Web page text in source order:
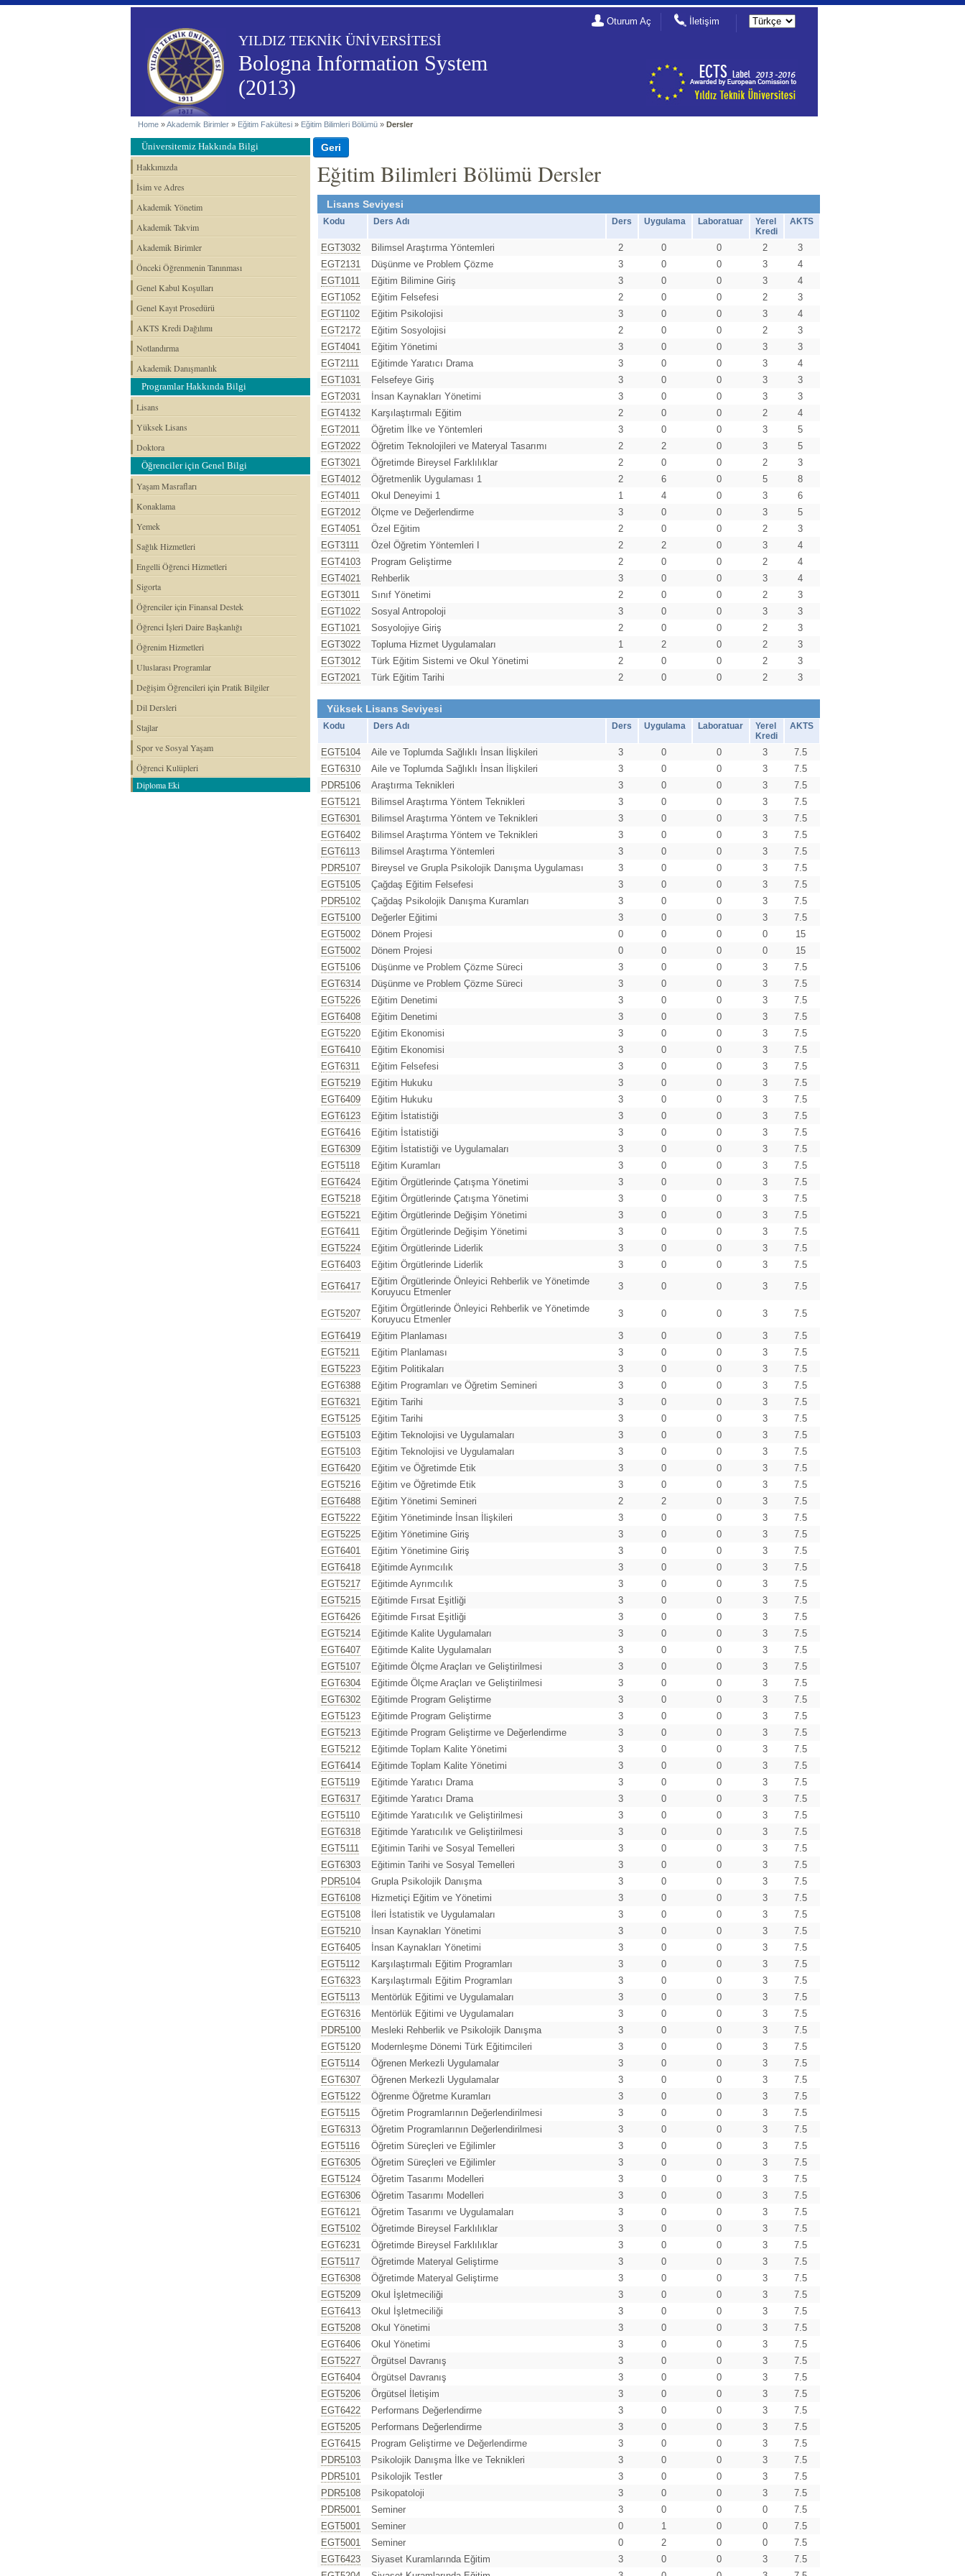
YILDIZ TEKNİK ÜNİVERSİTESİ
Bologna Information System
(2013)
Oturum Aç İletişim
Home »Akademik Birimler » Eğitim Fakültesi » Eğitim Bilimleri Bölümü » Dersler
Üniversitemiz Hakkında Bilgi
Hakkımızda
İsim ve Adres
Akademik Yönetim
Akademik Takvim
Akademik Birimler
Önceki Öğrenmenin Tanınması
Genel Kabul Koşulları
Genel Kayıt Prosedürü
AKTS Kredi Dağılımı
Notlandırma
Akademik Danışmanlık
Programlar Hakkında Bilgi
Lisans
Yüksek Lisans
Doktora
Öğrenciler için Genel Bilgi
Yaşam Masrafları
Konaklama
Yemek
Sağlık Hizmetleri
Engelli Öğrenci Hizmetleri
Sigorta
Öğrenciler için Finansal Destek
Öğrenci İşleri Daire Başkanlığı
Öğrenim Hizmetleri
Uluslarası Programlar
Değişim Öğrencileri için Pratik Bilgiler
Dil Dersleri
Stajlar
Spor ve Sosyal Yaşam
Öğrenci Kulüpleri
Diploma Eki
Eğitim Bilimleri Bölümü Dersler
Lisans Seviyesi
Kodu Ders Adı Ders Uygulama Laboratuar
Yerel
Kredi
AKTS
EGT3032 Bilimsel Araştırma Yöntemleri 2 0 0 2
3
EGT2131
Düşünme ve Problem Çözme 3 0 0 3
4
EGT1011
Eğitim Bilimine Giriş 3 0 0 3
4
EGT1052
Eğitim Felsefesi 2 0 0 2
3
EGT1102
Eğitim Psikolojisi 3 0 0 3
4
EGT2172
Eğitim Sosyolojisi 2 0 0 2
3
EGT4041
Eğitim Yönetimi 3 0 0 3
3
EGT2111
Eğitimde Yaratıcı Drama 3 0 0 3
4
EGT1031
Felsefeye Giriş 3 0 0 3
3
EGT2031
İnsan Kaynakları Yönetimi 3 0 0 3
3
EGT4132
Karşılaştırmalı Eğitim 2 0 0 2
4
EGT2011
Öğretim İlke ve Yöntemleri 3 0 0 3
5
EGT2022
Öğretim Teknolojileri ve Materyal Tasarımı 2 2 0 3
5
EGT3021
Öğretimde Bireysel Farklılıklar 2 0 0 2
3
EGT4012
Öğretmenlik Uygulaması 1 2 6 0 5
8
EGT4011
Okul Deneyimi 1 1 4 0 3
6
EGT2012
Ölçme ve Değerlendirme 3 0 0 3
5
EGT4051
Özel Eğitim 2 0 0 2
3
EGT3111
Özel Öğretim Yöntemleri I 2 2 0 3
4
EGT4103
Program Geliştirme 2 0 0 2
4
EGT4021
Rehberlik 3 0 0 3
4
EGT3011
Sınıf Yönetimi 2 0 0 2
3
EGT1022
Sosyal Antropoloji 3 0 0 3
3
EGT1021
Sosyolojiye Giriş 2 0 0 2
3
EGT3022
Topluma Hizmet Uygulamaları 1 2 0 2
3
EGT3012
Türk Eğitim Sistemi ve Okul Yönetimi 2 0 0 2
3
EGT2021
Türk Eğitim Tarihi 2 0 0 2 3
Yüksek Lisans Seviyesi
Kodu Ders Adı Ders Uygulama Laboratuar
Yerel
Kredi
AKTS
EGT5104 Aile ve Toplumda Sağlıklı İnsan İlişkileri 3 0 0 3
7.5
EGT6310
Aile ve Toplumda Sağlıklı İnsan İlişkileri 3 0 0 3
7.5
PDR5106
Araştırma Teknikleri 3 0 0 3
7.5
EGT5121
Bilimsel Araştırma Yöntem Teknikleri 3 0 0 3
7.5
EGT6301
Bilimsel Araştırma Yöntem ve Teknikleri 3 0 0 3
7.5
EGT6402
Bilimsel Araştırma Yöntem ve Teknikleri 3 0 0 3
7.5
EGT6113
Bilimsel Araştırma Yöntemleri 3 0 0 3
7.5
PDR5107
Bireysel ve Grupla Psikolojik Danışma Uygulaması 3 0 0 3
7.5
EGT5105
Çağdaş Eğitim Felsefesi 3 0 0 3
7.5
PDR5102
Çağdaş Psikolojik Danışma Kuramları 3 0 0 3
7.5
EGT5100
Değerler Eğitimi 3 0 0 3
7.5
EGT5002
Dönem Projesi 0 0 0 0
15
EGT5002
Dönem Projesi 0 0 0 0
15
EGT5106
Düşünme ve Problem Çözme Süreci 3 0 0 3
7.5
EGT6314
Düşünme ve Problem Çözme Süreci 3 0 0 3
7.5
EGT5226
Eğitim Denetimi 3 0 0 3
7.5
EGT6408
Eğitim Denetimi 3 0 0 3
7.5
EGT5220
Eğitim Ekonomisi 3 0 0 3
7.5
EGT6410
Eğitim Ekonomisi 3 0 0 3
7.5
EGT6311
Eğitim Felsefesi 3 0 0 3
7.5
EGT5219
Eğitim Hukuku 3 0 0 3
7.5
EGT6409
Eğitim Hukuku 3 0 0 3
7.5
EGT6123
Eğitim İstatistiği 3 0 0 3
7.5
EGT6416
Eğitim İstatistiği 3 0 0 3
7.5
EGT6309
Eğitim İstatistiği ve Uygulamaları 3 0 0 3
7.5
EGT5118
Eğitim Kuramları 3 0 0 3
7.5
EGT6424
Eğitim Örgütlerinde Çatışma Yönetimi 3 0 0 3
7.5
EGT5218
Eğitim Örgütlerinde Çatışma Yönetimi 3 0 0 3
7.5
EGT5221
Eğitim Örgütlerinde Değişim Yönetimi 3 0 0 3
7.5
EGT6411
Eğitim Örgütlerinde Değişim Yönetimi 3 0 0 3
7.5
EGT5224
Eğitim Örgütlerinde Liderlik 3 0 0 3
7.5
EGT6403
Eğitim Örgütlerinde Liderlik 3 0 0 3
7.5
EGT6417
Eğitim Örgütlerinde Önleyici Rehberlik ve Yönetimde
Koruyucu Etmenler
3 0 0 3 7.5
EGT5207
Eğitim Örgütlerinde Önleyici Rehberlik ve Yönetimde
Koruyucu Etmenler
3 0 0 3 7.5
EGT6419 Eğitim Planlaması 3 0 0 3
7.5
EGT5211
Eğitim Planlaması 3 0 0 3
7.5
EGT5223
Eğitim Politikaları 3 0 0 3
7.5
EGT6388
Eğitim Programları ve Öğretim Semineri 3 0 0 3
7.5
EGT6321
Eğitim Tarihi 3 0 0 3
7.5
EGT5125
Eğitim Tarihi 3 0 0 3
7.5
EGT5103
Eğitim Teknolojisi ve Uygulamaları 3 0 0 3
7.5
EGT5103
Eğitim Teknolojisi ve Uygulamaları 3 0 0 3
7.5
EGT6420
Eğitim ve Öğretimde Etik 3 0 0 3
7.5
EGT5216
Eğitim ve Öğretimde Etik 3 0 0 3
7.5
EGT6488
Eğitim Yönetimi Semineri 2 2 0 3
7.5
EGT5222
Eğitim Yönetiminde İnsan İlişkileri 3 0 0 3
7.5
EGT5225
Eğitim Yönetimine Giriş 3 0 0 3
7.5
EGT6401
Eğitim Yönetimine Giriş 3 0 0 3
7.5
EGT6418
Eğitimde Ayrımcılık 3 0 0 3
7.5
EGT5217
Eğitimde Ayrımcılık 3 0 0 3
7.5
EGT5215
Eğitimde Fırsat Eşitliği 3 0 0 3
7.5
EGT6426
Eğitimde Fırsat Eşitliği 3 0 0 3
7.5
EGT5214
Eğitimde Kalite Uygulamaları 3 0 0 3
7.5
EGT6407
Eğitimde Kalite Uygulamaları 3 0 0 3
7.5
EGT5107
Eğitimde Ölçme Araçları ve Geliştirilmesi 3 0 0 3
7.5
EGT6304
Eğitimde Ölçme Araçları ve Geliştirilmesi 3 0 0 3
7.5
EGT6302
Eğitimde Program Geliştirme 3 0 0 3
7.5
EGT5123
Eğitimde Program Geliştirme 3 0 0 3
7.5
EGT5213
Eğitimde Program Geliştirme ve Değerlendirme 3 0 0 3
7.5
EGT5212
Eğitimde Toplam Kalite Yönetimi 3 0 0 3
7.5
EGT6414
Eğitimde Toplam Kalite Yönetimi 3 0 0 3
7.5
EGT5119
Eğitimde Yaratıcı Drama 3 0 0 3
7.5
EGT6317
Eğitimde Yaratıcı Drama 3 0 0 3
7.5
EGT5110
Eğitimde Yaratıcılık ve Geliştirilmesi 3 0 0 3
7.5
EGT6318
Eğitimde Yaratıcılık ve Geliştirilmesi 3 0 0 3
7.5
EGT5111
Eğitimin Tarihi ve Sosyal Temelleri 3 0 0 3
7.5
EGT6303
Eğitimin Tarihi ve Sosyal Temelleri 3 0 0 3
7.5
PDR5104
Grupla Psikolojik Danışma 3 0 0 3
7.5
EGT6108
Hizmetiçi Eğitim ve Yönetimi 3 0 0 3
7.5
EGT5108
İleri İstatistik ve Uygulamaları 3 0 0 3
7.5
EGT5210
İnsan Kaynakları Yönetimi 3 0 0 3
7.5
EGT6405
İnsan Kaynakları Yönetimi 3 0 0 3
7.5
EGT5112
Karşılaştırmalı Eğitim Programları 3 0 0 3
7.5
EGT6323
Karşılaştırmalı Eğitim Programları 3 0 0 3
7.5
EGT5113
Mentörlük Eğitimi ve Uygulamaları 3 0 0 3
7.5
EGT6316
Mentörlük Eğitimi ve Uygulamaları 3 0 0 3
7.5
PDR5100
Mesleki Rehberlik ve Psikolojik Danışma 3 0 0 3
7.5
EGT5120
Modernleşme Dönemi Türk Eğitimcileri 3 0 0 3
7.5
EGT5114
Öğrenen Merkezli Uygulamalar 3 0 0 3
7.5
EGT6307
Öğrenen Merkezli Uygulamalar 3 0 0 3
7.5
EGT5122
Öğrenme Öğretme Kuramları 3 0 0 3
7.5
EGT5115
Öğretim Programlarının Değerlendirilmesi 3 0 0 3
7.5
EGT6313
Öğretim Programlarının Değerlendirilmesi 3 0 0 3
7.5
EGT5116
Öğretim Süreçleri ve Eğilimler 3 0 0 3
7.5
EGT6305
Öğretim Süreçleri ve Eğilimler 3 0 0 3
7.5
EGT5124
Öğretim Tasarımı Modelleri 3 0 0 3
7.5
EGT6306
Öğretim Tasarımı Modelleri 3 0 0 3
7.5
EGT6121
Öğretim Tasarımı ve Uygulamaları 3 0 0 3
7.5
EGT5102
Öğretimde Bireysel Farklılıklar 3 0 0 3
7.5
EGT6231
Öğretimde Bireysel Farklılıklar 3 0 0 3
7.5
EGT5117
Öğretimde Materyal Geliştirme 3 0 0 3
7.5
EGT6308
Öğretimde Materyal Geliştirme 3 0 0 3
7.5
EGT5209
Okul İşletmeciliği 3 0 0 3
7.5
EGT6413
Okul İşletmeciliği 3 0 0 3
7.5
EGT5208
Okul Yönetimi 3 0 0 3
7.5
EGT6406
Okul Yönetimi 3 0 0 3
7.5
EGT5227
Örgütsel Davranış 3 0 0 3
7.5
EGT6404
Örgütsel Davranış 3 0 0 3
7.5
EGT5206
Örgütsel İletişim 3 0 0 3
7.5
EGT6422
Performans Değerlendirme 3 0 0 3
7.5
EGT5205
Performans Değerlendirme 3 0 0 3
7.5
EGT6415
Program Geliştirme ve Değerlendirme 3 0 0 3
7.5
PDR5103
Psikolojik Danışma İlke ve Teknikleri 3 0 0 3
7.5
PDR5101
Psikolojik Testler 3 0 0 3
7.5
PDR5108
Psikopatoloji 3 0 0 3
7.5
PDR5001
Seminer 3 0 0 0
7.5
EGT5001
Seminer 0 1 0 0
7.5
EGT5001
Seminer 0 2 0 0
7.5
EGT6423
Siyaset Kuramlarında Eğitim 3 0 0 3
7.5